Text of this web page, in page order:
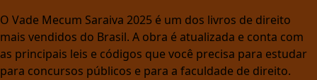
O Vade Mecum Saraiva 2025 é um dos livros de direito
mais vendidos do Brasil. A obra é atualizada e conta com
as principais leis e códigos que você precisa para estudar
para concursos públicos e para a faculdade de direito.